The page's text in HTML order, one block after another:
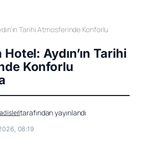
Tarihi Atmosferinde Konforlu
Aydın’ın Tarihi
Konforlu
tarafından yayınlandı
08:19